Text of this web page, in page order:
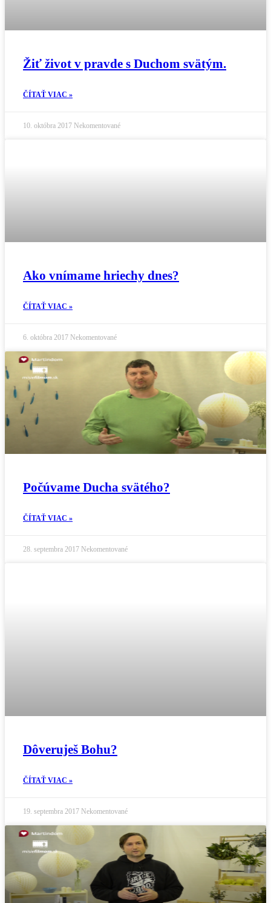
Žiť život v pravde s Duchom svätým.
ČÍTAŤ VIAC »
10. októbra 2017 Nekomentované
Ako vnímame hriechy dnes?
ČÍTAŤ VIAC »
6. októbra 2017 Nekomentované
Počúvame Ducha svätého?
ČÍTAŤ VIAC »
28. septembra 2017 Nekomentované
Dôveruješ Bohu?
ČÍTAŤ VIAC »
19. septembra 2017 Nekomentované